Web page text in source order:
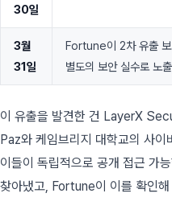
30일
3월
31일
Fortune이 2차 유출
별도의 보안 실수로 노
이 유출을 발견한 건 LayerX
Paz와 케임브리지 대학교의 사
이들이 독립적으로 공개 접근 가
찾아냈고, Fortune이 이를 확인해